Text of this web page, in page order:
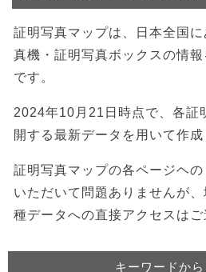
証明写真マップは、日本全国
真機・証明写真ボックスの情
です。
2024年10月21日時点で、各証
開する最新データを用いて作成
証明写真マップの各ページヘ
いただいて問題ありませんが
種データへの直接アクセスはご
キーワードか